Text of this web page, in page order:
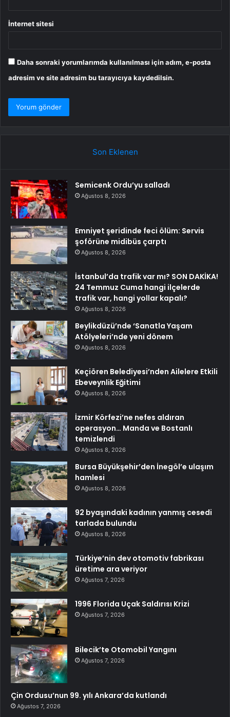
İnternet sitesi
Daha sonraki yorumlarımda kullanılması için adım, e-posta
adresim ve site adresim bu tarayıcıya kaydedilsin.
Son Eklenen
Semicenk Ordu’yu salladı
Ağustos 8, 2026
Emniyet şeridinde feci ölüm: Servis
şoförüne midibüs çarptı
Ağustos 8, 2026
İstanbul’da trafik var mı? SON DAKİKA!
24 Temmuz Cuma hangi ilçelerde
trafik var, hangi yollar kapalı?
Ağustos 8, 2026
Beylikdüzü’nde ‘Sanatla Yaşam
Atölyeleri’nde yeni dönem
Ağustos 8, 2026
Keçiören Belediyesi’nden Ailelere Etkili
Ebeveynlik Eğitimi
Ağustos 8, 2026
İzmir Körfezi’ne nefes aldıran
operasyon… Manda ve Bostanlı
temizlendi
Ağustos 8, 2026
Bursa Büyükşehir’den İnegöl’e ulaşım
hamlesi
Ağustos 8, 2026
92 byaşındaki kadının yanmış cesedi
tarlada bulundu
Ağustos 8, 2026
Türkiye’nin dev otomotiv fabrikası
üretime ara veriyor
Ağustos 7, 2026
1996 Florida Uçak Saldırısı Krizi
Ağustos 7, 2026
Bilecik’te Otomobil Yangını
Ağustos 7, 2026
Çin Ordusu’nun 99. yılı Ankara’da kutlandı
Ağustos 7, 2026